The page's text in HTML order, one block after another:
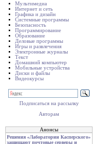
Мультимедиа
Интернет и сеть
Графика и дизайн
Системные программы
Безопасность
Программирование
Образование
Деловые программы
Игры и развлечения
Электронные журналы
Текст
Домашний компьютер
Мобильные устройства
Диски и файлы
Видеокурсы
Подписаться на рассылку
Авторам
Анонсы
Решения «Лаборатории Касперского»
защищают почтовые серверы и